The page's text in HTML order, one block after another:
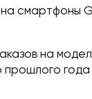
смартфоны
на
прошлого